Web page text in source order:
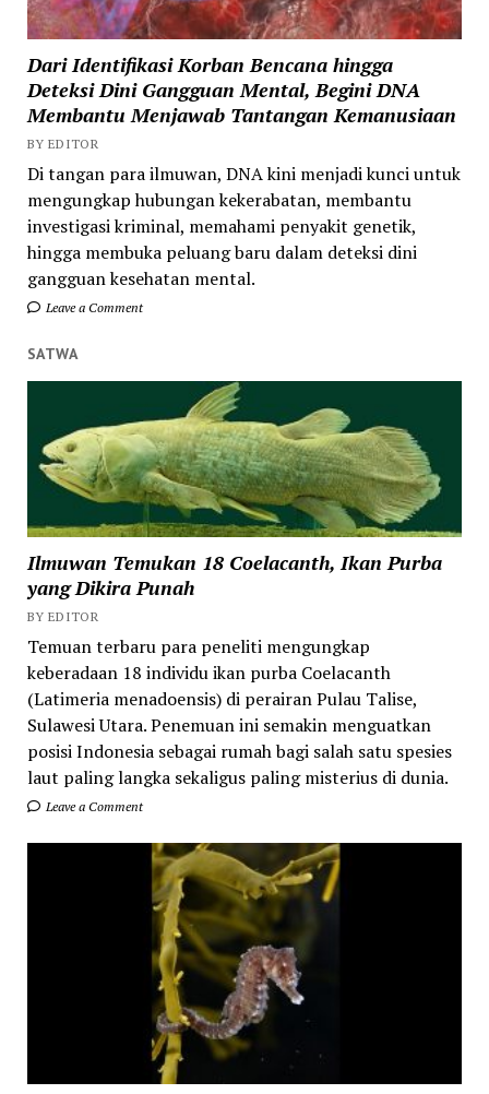
Dari Identifikasi Korban Bencana hingga
Deteksi Dini Gangguan Mental, Begini DNA
Membantu Menjawab Tantangan Kemanusiaan
BY EDITOR
Di tangan para ilmuwan, DNA kini menjadi kunci untuk
mengungkap hubungan kekerabatan, membantu
investigasi kriminal, memahami penyakit genetik,
hingga membuka peluang baru dalam deteksi dini
gangguan kesehatan mental.
Leave a Comment
SATWA
Ilmuwan Temukan 18 Coelacanth, Ikan Purba
yang Dikira Punah
BY EDITOR
Temuan terbaru para peneliti mengungkap
keberadaan 18 individu ikan purba Coelacanth
(Latimeria menadoensis) di perairan Pulau Talise,
Sulawesi Utara. Penemuan ini semakin menguatkan
posisi Indonesia sebagai rumah bagi salah satu spesies
laut paling langka sekaligus paling misterius di dunia.
Leave a Comment